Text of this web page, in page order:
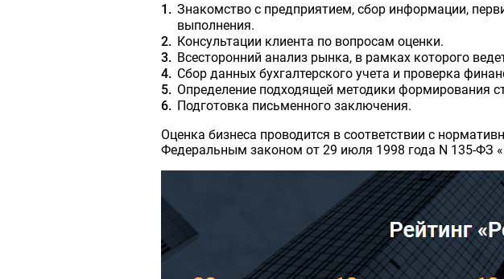
Знакомство с предприятием, сбор информации,
выполнения.
Консультации клиента по вопросам оценки.
Всесторонний анализ рынка, в рамках которого
Сбор данных бухгалтерского учета и проверка
Определение подходящей методики формирования
Подготовка письменного заключения.
Оценка бизнеса проводится в соответствии с
Федеральным законом от 29 июля 1998 года N 135-ФЗ